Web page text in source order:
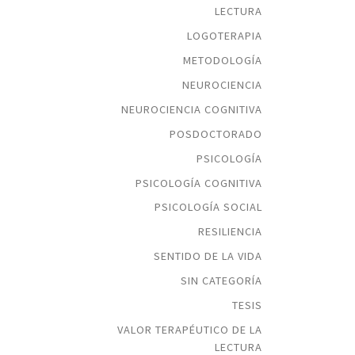
LECTURA
LOGOTERAPIA
METODOLOGÍA
NEUROCIENCIA
NEUROCIENCIA COGNITIVA
POSDOCTORADO
PSICOLOGÍA
PSICOLOGÍA COGNITIVA
PSICOLOGÍA SOCIAL
RESILIENCIA
SENTIDO DE LA VIDA
SIN CATEGORÍA
TESIS
VALOR TERAPÉUTICO DE LA
LECTURA